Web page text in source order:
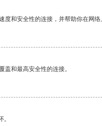
和安全性的连接，并帮助你在网络
盖和最高安全性的连接。